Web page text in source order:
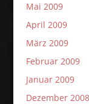
Mai 2009
April 2009
März 2009
Februar 2009
Januar 2009
Dezember 2008